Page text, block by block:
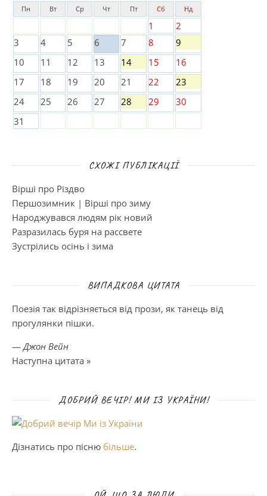
Пн Вт Ср Чт Пт Сб Нд
1
2
3
4 5 6 7 8
9
10
11 12 13 14 15
16
17
18 19 20 21 22
23
24
25 26 27 28 29
30
31
СХОЖІ ПУБЛІКАЦІЇ
Вірші про Різдво
Першозимник | Вірші про зиму
Народжувався людям рік новий
Разразилась буря на рассвете
Зустрілись осінь і зима
ВИПАДКОВА ЦИТАТА
Поезія так відрізняється від прози, як танець від
прогулянки пішки.
— Джон Вейн
Наступна цитата »
ДОБРИЙ ВЕЧІР! МИ ІЗ УКРАЇНИ!
Дізнатись про пісню більше.